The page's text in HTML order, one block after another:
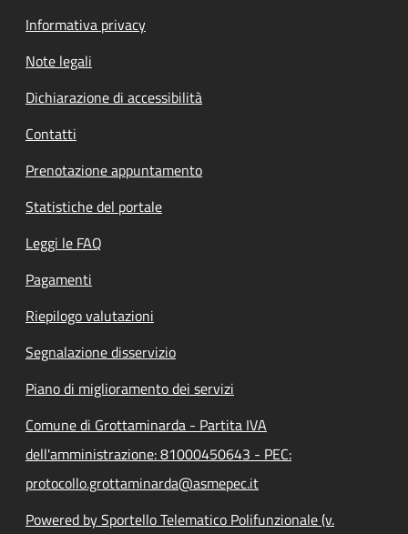
Informativa privacy
Note legali
Dichiarazione di accessibilità
Contatti
Prenotazione appuntamento
Statistiche del portale
Leggi le FAQ
Pagamenti
Riepilogo valutazioni
Segnalazione disservizio
Piano di miglioramento dei servizi
Comune di Grottaminarda - Partita IVA
dell'amministrazione: 81000450643 - PEC:
protocollo.grottaminarda@asmepec.it
Powered by Sportello Telematico Polifunzionale (v.